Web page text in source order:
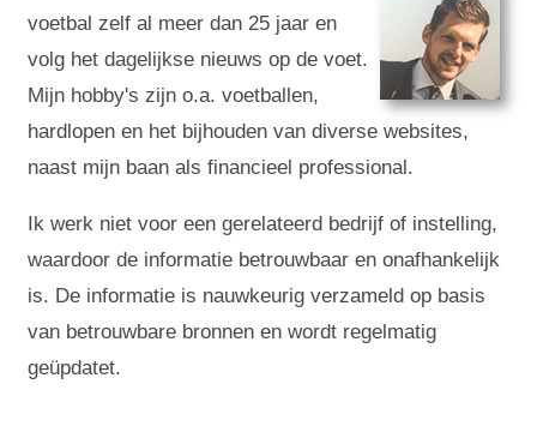
voetbal zelf al meer dan 25 jaar en
volg het dagelijkse nieuws op de voet.
Mijn hobby's zijn o.a. voetballen,
hardlopen en het bijhouden van diverse websites,
naast mijn baan als financieel professional.
Ik werk niet voor een gerelateerd bedrijf of instelling,
waardoor de informatie betrouwbaar en onafhankelijk
is. De informatie is nauwkeurig verzameld op basis
van betrouwbare bronnen en wordt regelmatig
geüpdatet.